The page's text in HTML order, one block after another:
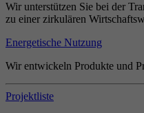
Wir unterstützen Sie bei der
zu einer zirkulären
Energetische Nutzung
Wir entwickeln Produkte und
Projektliste